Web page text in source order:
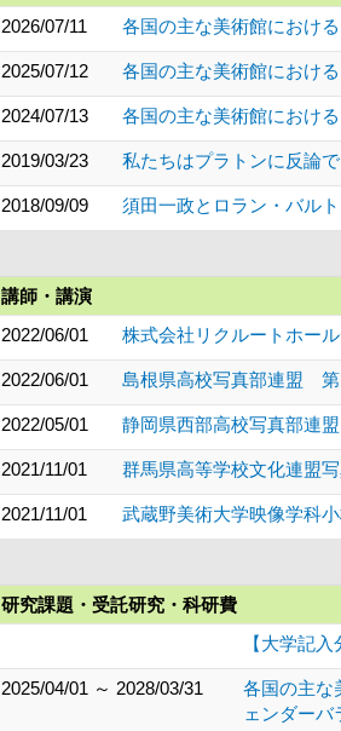
2026/07/11
各国の主な美術館におけ
2025/07/12 各国の主な美術館におけ
2024/07/13 各国の主な美術館におけ
2019/03/23 私たちはプラトンに反論
2018/09/09 須田一政とロラン・バル
講師・講演
2022/06/01
株式会社リクルートホー
2022/06/01 島根県高校写真部連盟 第
2022/05/01 静岡県西部高校写真部連
2021/11/01 群馬県高等学校文化連盟
2021/11/01 武蔵野美術大学映像学科
研究課題・受託研究・科研費
【大学記
2025/04/01 ～ 2028/03/31
各国の主な
ェンダー